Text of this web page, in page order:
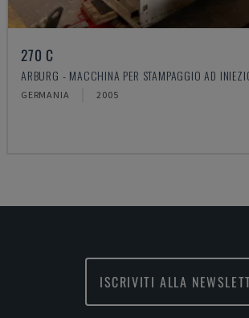
270 C
ARBURG - MACCHINA PER STAMPAGGIO AD
GERMANIA 2005
ISCRIVITI ALLA